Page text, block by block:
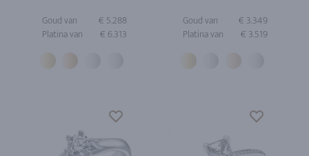
Goud van
€ 5.288
Platina van
€ 6.313
Goud van
€ 3.349
Platina van
€ 3.519